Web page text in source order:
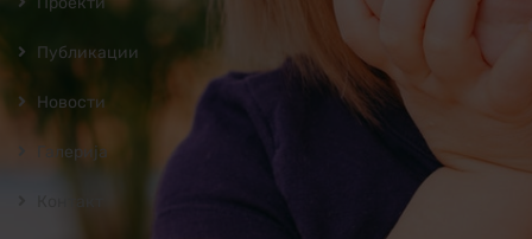
Публикации
Новости
Галерија